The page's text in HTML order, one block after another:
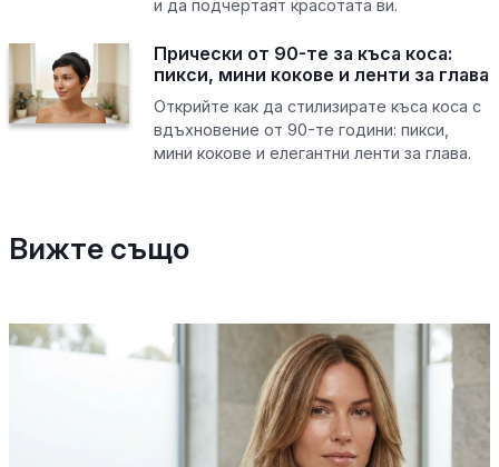
и да подчертаят красотата ви.
Прически от 90-те за къса коса:
пикси, мини кокове и ленти за глава
Открийте как да стилизирате къса коса с
вдъхновение от 90-те години: пикси,
мини кокове и елегантни ленти за глава.
Вижте също